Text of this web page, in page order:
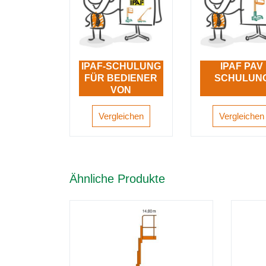
IPAF-SCHULUNG
FÜR BEDIENER
VON
N
Vergleichen
IPAF PAV
Vergleichen
Ähnliche Produkte